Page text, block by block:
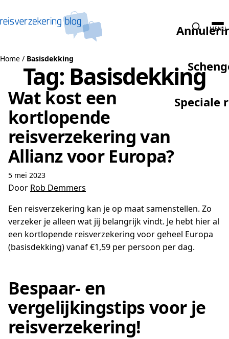
Speciale
MENU
Home / Basisdekking
Tag: Basisdekking
Wat kost een
kortlopende
reisverzekering van
Allianz voor Europa?
5 mei 2023
Door Rob Demmers
Een reisverzekering kan je op maat samenstellen. Zo
verzeker je alleen wat jij belangrijk vindt. Je hebt hier al
een kortlopende reisverzekering voor geheel Europa
(basisdekking) vanaf €1,59 per persoon per dag.
Bespaar- en
vergelijkingstips voor je
reisverzekering!